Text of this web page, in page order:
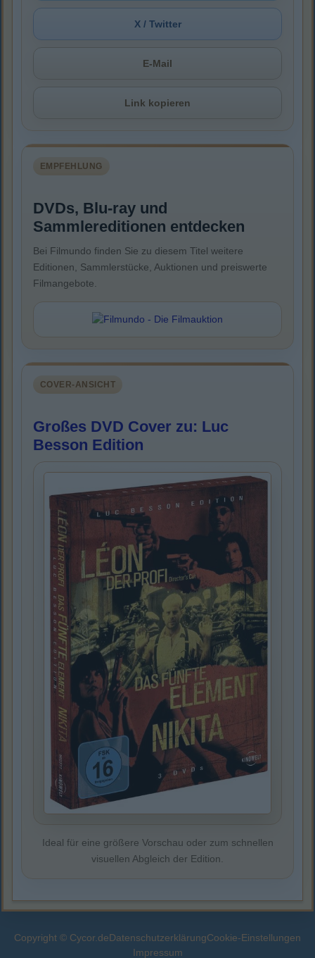
X / Twitter
E-Mail
Link kopieren
EMPFEHLUNG
DVDs, Blu-ray und
Sammlereditionen entdecken
Bei Filmundo finden Sie zu diesem Titel weitere
Editionen, Sammlerstücke, Auktionen und preiswerte
Filmangebote.
COVER-ANSICHT
Großes DVD Cover zu: Luc
Besson Edition
Ideal für eine größere Vorschau oder zum schnellen
visuellen Abgleich der Edition.
Copyright © Cycor.deDatenschutzerklärungCookie-Einstellungen
Impressum